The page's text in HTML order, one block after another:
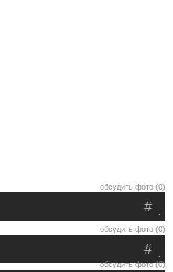
обсудить фото (0)
.
#
обсудить фото (0)
.
#
обсудить фото (0)